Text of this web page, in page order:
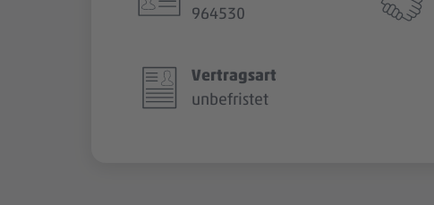
964530
Vertragsart
unbefristet